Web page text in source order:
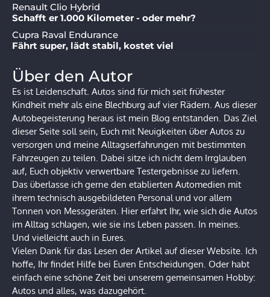
Renault Clio Hybrid
Schafft er 1.000 Kilometer - oder mehr?
Cupra Raval Endurance
Fährt super, lädt stabil, kostet viel
Über den Autor
Es ist Leidenschaft. Autos sind für mich seit frühester
Kindheit mehr als eine Blechburg auf vier Rädern. Aus dieser
Autobegeisterung heraus ist mein Blog entstanden. Das Ziel
dieser Seite soll sein, Euch mit Neuigkeiten über Autos zu
versorgen und meine Alltagserfahrungen mit bestimmten
Fahrzeugen zu teilen. Dabei sitze ich nicht dem Irrglauben
auf, Euch objektiv verwertbare Testergebnisse zu liefern.
Das überlasse ich gerne den etablierten Automedien mit
ihrem technisch ausgebildeten Personal und vor allem
Tonnen von Messgeräten. Hier erfahrt Ihr, wie sich die Autos
im Alltag schlagen, wie sie ins Leben passen. In meines.
Und vielleicht auch in Eures.
Vielen Dank für das Lesen der Artikel auf dieser Website. Ich
hoffe, Ihr findet Hilfe bei Euren Entscheidungen. Oder habt
einfach eine schöne Zeit bei unserem gemeinsamen Hobby:
Autos und alles, was dazugehört.